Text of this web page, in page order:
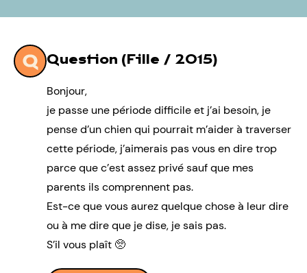
Question (Fille / 2015)
Bonjour,
je passe une période difficile et j’ai besoin, je
pense d’un chien qui pourrait m’aider à traverser
cette période, j’aimerais pas vous en dire trop
parce que c’est assez privé sauf que mes
parents ils comprennent pas.
Est-ce que vous aurez quelque chose à leur dire
ou à me dire que je dise, je sais pas.
S’il vous plaît 🥺